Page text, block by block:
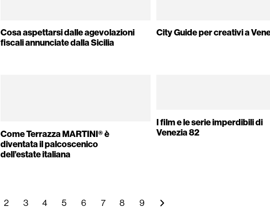
Cosa aspettarsi dalle agevolazioni
fiscali annunciate dalla Sicilia
City Guide per creativi a
Come Terrazza MARTINI® è
diventata il palcoscenico
dell’estate italiana
I film e le serie imperdibili di
Venezia 82
2 3 4 5 6 7 8 9